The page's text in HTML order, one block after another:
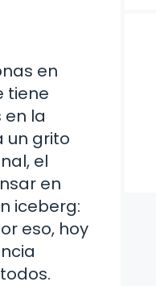
en
tiene
la
un grito
el
en
iceberg:
eso, hoy